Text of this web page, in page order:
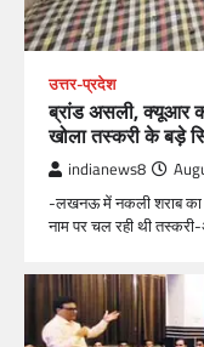
उत्तर-प्रदेश
ब्रांड असली, क्यूआर
खोला तस्करी के बड़े
indianews8
-लखनऊ में नकली शराब का
नाम पर चल रही थी